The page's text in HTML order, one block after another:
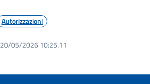
Autorizzazioni
20/05/2026 10:25.11